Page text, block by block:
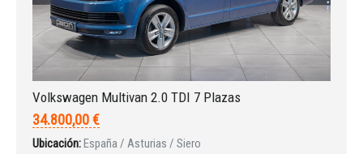
Volkswagen Multivan 2.0 TDI 7 Plazas
34.800,00 €
Ubicación:España / Asturias / Siero